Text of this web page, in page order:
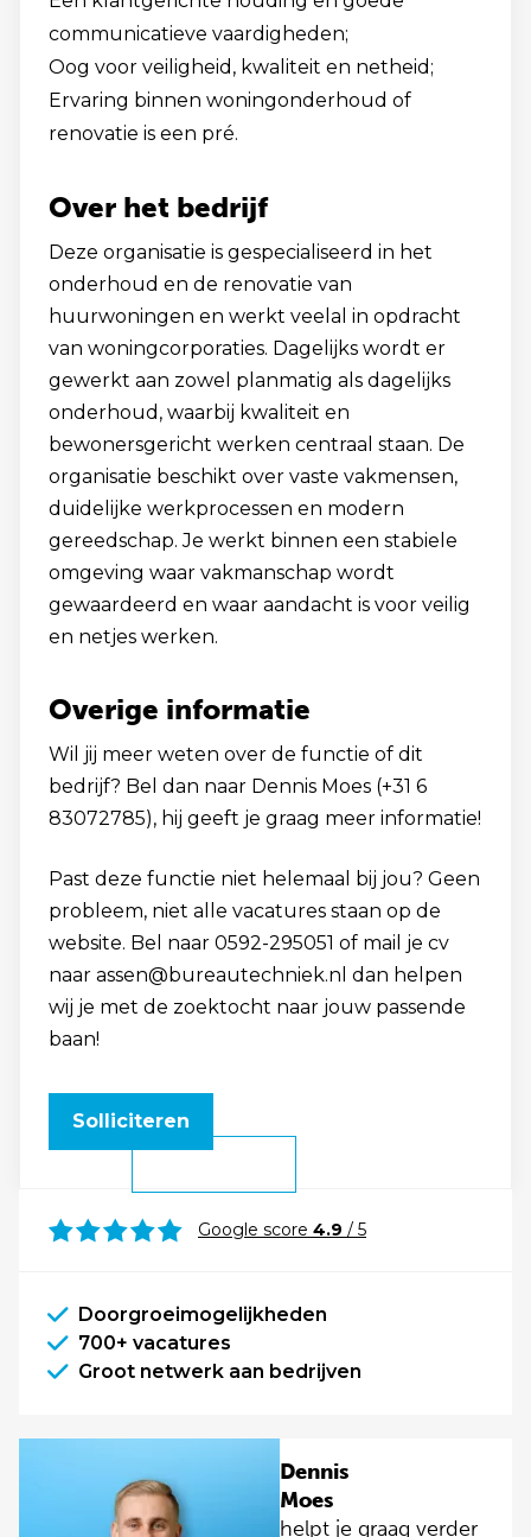
communicatieve vaardigheden;
Oog voor veiligheid, kwaliteit en netheid;
Ervaring binnen woningonderhoud of
renovatie is een pré.
Over het bedrijf
Deze organisatie is gespecialiseerd in het
onderhoud en de renovatie van
huurwoningen en werkt veelal in opdracht
van woningcorporaties. Dagelijks wordt er
gewerkt aan zowel planmatig als dagelijks
onderhoud, waarbij kwaliteit en
bewonersgericht werken centraal staan. De
organisatie beschikt over vaste vakmensen,
duidelijke werkprocessen en modern
gereedschap. Je werkt binnen een stabiele
omgeving waar vakmanschap wordt
gewaardeerd en waar aandacht is voor veilig
en netjes werken.
Overige informatie
Wil jij meer weten over de functie of dit
bedrijf? Bel dan naar Dennis Moes (+31 6
83072785), hij geeft je graag meer informatie!
Past deze functie niet helemaal bij jou? Geen
probleem, niet alle vacatures staan op de
website. Bel naar 0592-295051 of mail je cv
naar assen@bureautechniek.nl dan helpen
wij je met de zoektocht naar jouw passende
baan!
Solliciteren
Google score 4.9 / 5
Doorgroeimogelijkheden
700+ vacatures
Groot netwerk aan bedrijven
Dennis
Moes
helpt je graag verder